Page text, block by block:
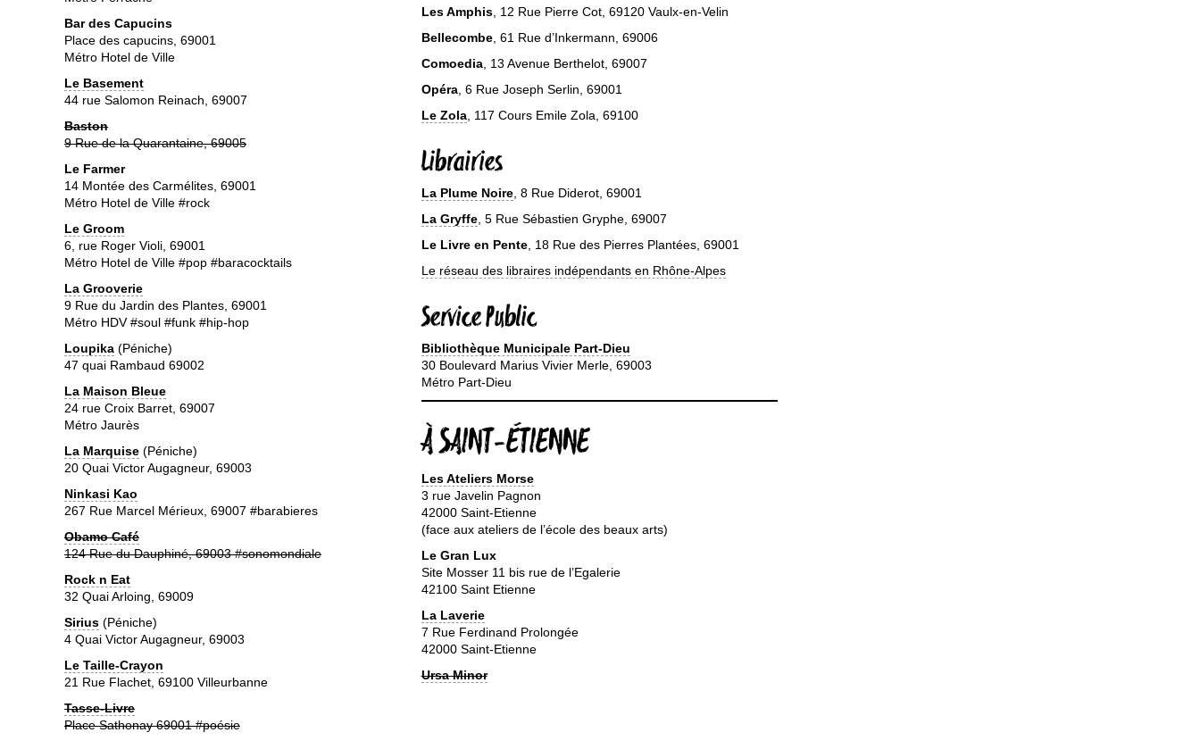
Bar des Capucins
Place des capucins, 69001
Métro Hotel de Ville
Le Basement
44 rue Salomon Reinach, 69007
Baston
9 Rue de la Quarantaine, 69005
Le Farmer
14 Montée des Carmélites, 69001
Métro Hotel de Ville #rock
Le Groom
6, rue Roger Violi, 69001
Métro Hotel de Ville #pop #baracocktails
La Grooverie
9 Rue du Jardin des Plantes, 69001
Métro HDV #soul #funk #hip-hop
Loupika (Péniche)
47 quai Rambaud 69002
La Maison Bleue
24 rue Croix Barret, 69007
Métro Jaurès
La Marquise (Péniche)
20 Quai Victor Augagneur, 69003
Ninkasi Kao
267 Rue Marcel Mérieux, 69007 #barabieres
Obamo Café
124 Rue du Dauphiné, 69003 #sonomondiale
Rock n Eat
32 Quai Arloing, 69009
Sirius (Péniche)
4 Quai Victor Augagneur, 69003
Le Taille-Crayon
21 Rue Flachet, 69100 Villeurbanne
Tasse-Livre
Place Sathonay 69001 #poésie
Les Amphis, 12 Rue Pierre Cot, 69120 Vaulx-en-Velin
Bellecombe, 61 Rue d’Inkermann, 69006
Comoedia, 13 Avenue Berthelot, 69007
Opéra, 6 Rue Joseph Serlin, 69001
Le Zola, 117 Cours Emile Zola, 69100
Librairies
La Plume Noire, 8 Rue Diderot, 69001
La Gryffe, 5 Rue Sébastien Gryphe, 69007
Le Livre en Pente, 18 Rue des Pierres Plantées, 69001
Le réseau des libraires indépendants en Rhône-Alpes
Service Public
Bibliothèque Municipale Part-Dieu
30 Boulevard Marius Vivier Merle, 69003
Métro Part-Dieu
À SAINT-ÉTIENNE
Les Ateliers Morse
3 rue Javelin Pagnon
42000 Saint-Etienne
(face aux ateliers de l’école des beaux arts)
Le Gran Lux
Site Mosser 11 bis rue de l’Egalerie
42100 Saint Etienne
La Laverie
7 Rue Ferdinand Prolongée
42000 Saint-Etienne
Ursa Minor